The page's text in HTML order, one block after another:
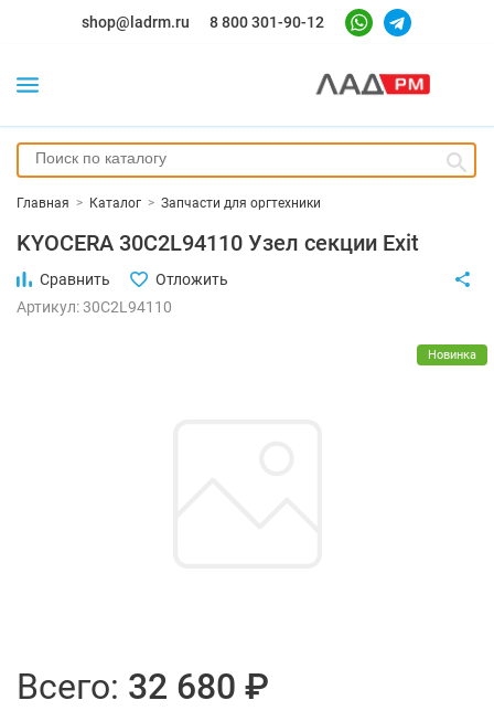
shop@ladrm.ru 8 800 301-90-12
Главная > Каталог > Запчасти для оргтехники
KYOCERA 30C2L94110 Узел секции Exit
Сравнить
Отложить
Артикул: 30C2L94110
Новинка
Всего: 32 680 ₽